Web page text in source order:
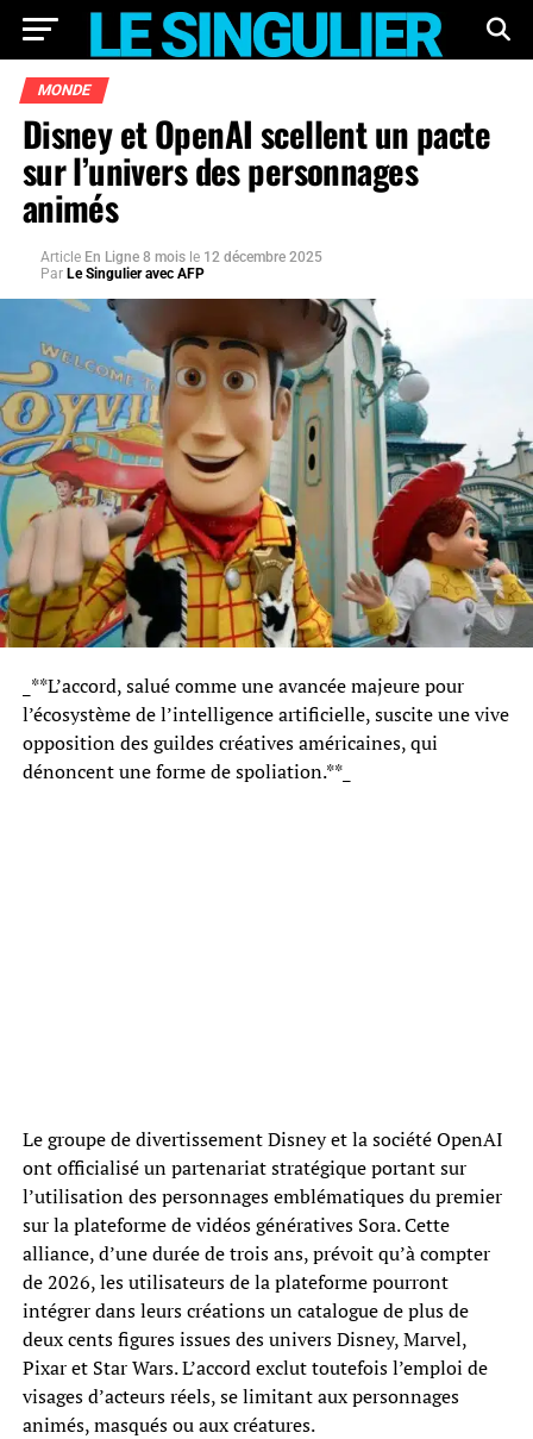
MONDE
Disney et OpenAI scellent un pacte
sur l’univers des personnages
animés
Article En Ligne 8 mois le 12 décembre 2025
Par Le Singulier avec AFP
_**L’accord, salué comme une avancée majeure pour
l’écosystème de l’intelligence artificielle, suscite une vive
opposition des guildes créatives américaines, qui
dénoncent une forme de spoliation.**_
Le groupe de divertissement Disney et la société OpenAI
ont officialisé un partenariat stratégique portant sur
l’utilisation des personnages emblématiques du premier
sur la plateforme de vidéos génératives Sora. Cette
alliance, d’une durée de trois ans, prévoit qu’à compter
de 2026, les utilisateurs de la plateforme pourront
intégrer dans leurs créations un catalogue de plus de
deux cents figures issues des univers Disney, Marvel,
Pixar et Star Wars. L’accord exclut toutefois l’emploi de
visages d’acteurs réels, se limitant aux personnages
animés, masqués ou aux créatures.